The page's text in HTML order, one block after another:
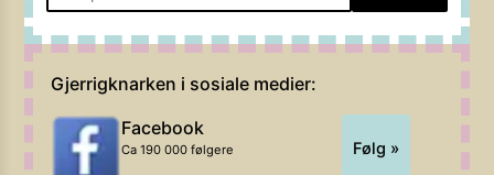
Gjerrigknarken i sosiale medier:
Facebook
Ca 190 000 følgere Følg »